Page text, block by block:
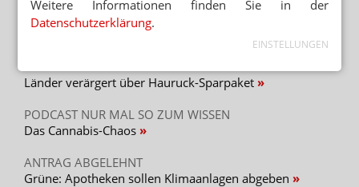
Weitere Informationen finden Sie in der
Datenschutzerklärung.
EINSTELLUNGEN
Länder verärgert über Hauruck-Sparpaket
PODCAST NUR MAL SO ZUM WISSEN
Das Cannabis-Chaos
ANTRAG ABGELEHNT
Grüne: Apotheken sollen Klimaanlagen abgeben